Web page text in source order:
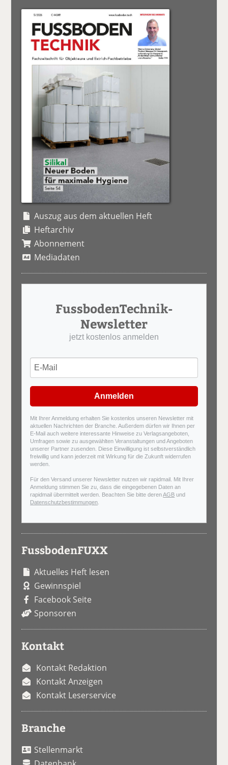
Auszug aus dem aktuellen Heft
Heftarchiv
Abonnement
Mediadaten
FussbodenTechnik-
Newsletter
jetzt kostenlos anmelden
Anmelden
Mit Ihrer Anmeldung erhalten Sie kostenlos unseren Newsletter mit
aktuellen Nachrichten der Branche. Außerdem dürfen wir Ihnen per
E-Mail auch weitere interessante Hinweise zu Verlagsangeboten,
Umfragen sowie zu ausgewählten Veranstaltungen und Angeboten
unserer Partner zusenden. Diese Einwilligung ist selbstverständlich
freiwillig und kann jederzeit mit Wirkung für die Zukunft widerrufen
werden.
Für den Versand unserer Newsletter nutzen wir rapidmail. Mit Ihrer
Anmeldung stimmen Sie zu, dass die eingegebenen Daten an
rapidmail übermittelt werden. Beachten Sie bitte derenAGB und
Datenschutzbestimmungen.
FussbodenFUXX
Aktuelles Heft lesen
Gewinnspiel
Facebook Seite
Sponsoren
Kontakt
Kontakt Redaktion
Kontakt Anzeigen
Kontakt Leserservice
Branche
Stellenmarkt